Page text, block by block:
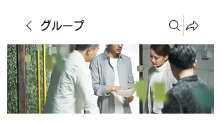
グループ